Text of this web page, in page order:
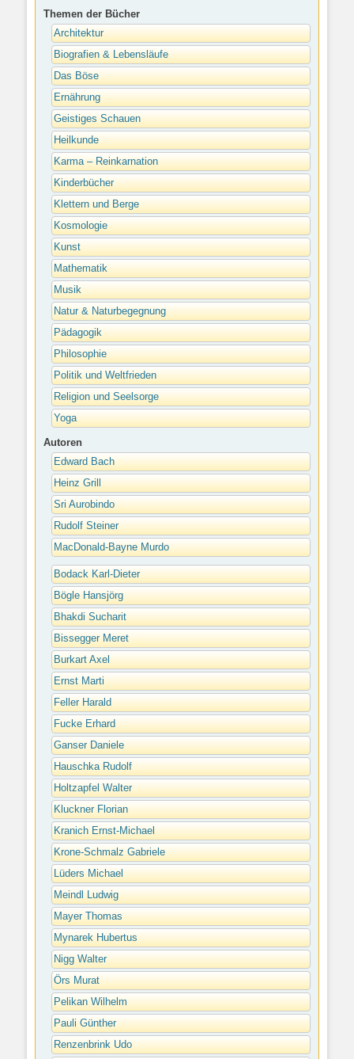
Themen der Bücher
Architektur
Biografien & Lebensläufe
Das Böse
Ernährung
Geistiges Schauen
Heilkunde
Karma – Reinkarnation
Kinderbücher
Klettern und Berge
Kosmologie
Kunst
Mathematik
Musik
Natur & Naturbegegnung
Pädagogik
Philosophie
Politik und Weltfrieden
Religion und Seelsorge
Yoga
Autoren
Edward Bach
Heinz Grill
Sri Aurobindo
Rudolf Steiner
MacDonald-Bayne Murdo
Bodack Karl-Dieter
Bögle Hansjörg
Bhakdi Sucharit
Bissegger Meret
Burkart Axel
Ernst Marti
Feller Harald
Fucke Erhard
Ganser Daniele
Hauschka Rudolf
Holtzapfel Walter
Kluckner Florian
Kranich Ernst-Michael
Krone-Schmalz Gabriele
Lüders Michael
Meindl Ludwig
Mayer Thomas
Mynarek Hubertus
Nigg Walter
Örs Murat
Pelikan Wilhelm
Pauli Günther
Renzenbrink Udo